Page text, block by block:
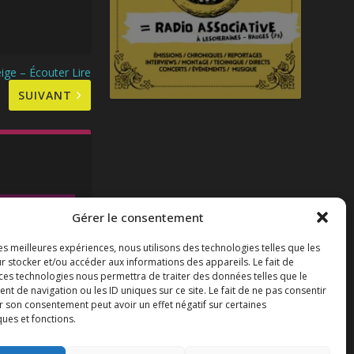
Gérer le consentement
meilleures expériences, nous utilisons des technologies telles que les
stocker et/ou accéder aux informations des appareils. Le fait de
technologies nous permettra de traiter des données telles que le
de navigation ou les ID uniques sur ce site. Le fait de ne pas consentir
son consentement peut avoir un effet négatif sur certaines
et fonctions.
– Écouter Lire
SUIVANT
2 : le feu